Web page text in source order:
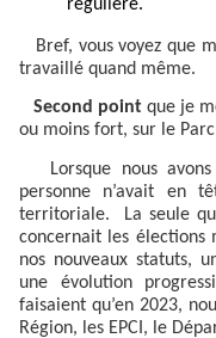
régulière.
Bref, vous voyez que
travaillé quand même.
Second point que je
ou moins fort, sur le
Lorsque nous
personne n’avait en
territoriale.
La seule
concernait les élections
nos nouveaux statuts,
une évolution
faisaient qu’en 2023,
Région, les EPCI, le